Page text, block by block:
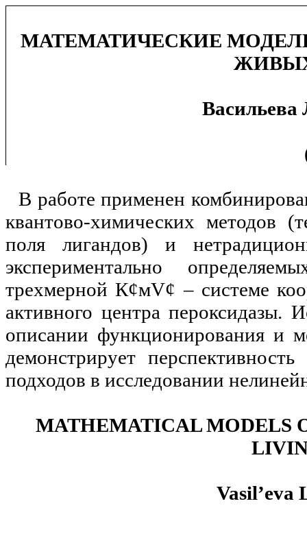
МАТЕМАТИЧЕСКИЕ
В работе применен
квантово-химических методов
поля лигандов) и
экспериментально
трехмерной К¢мV¢ – системе
активного центра пероксидазы.
описании функционирования и
демонстрирует
подходов в исследовании
МATHEMATICAL MODELS
Vasil’eva